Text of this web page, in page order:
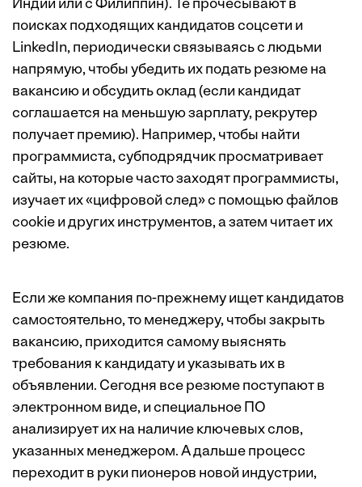
Индии или с Филиппин). Те прочесывают в
поисках подходящих кандидатов соцсети и
LinkedIn, периодически связываясь с людьми
напрямую, чтобы убедить их подать резюме на
вакансию и обсудить оклад (если кандидат
соглашается на меньшую зарплату, рекрутер
получает премию). Например, чтобы найти
программиста, субподрядчик просматривает
сайты, на которые часто заходят программисты,
изучает их «цифровой след» с помощью файлов
cookie и других инструментов, а затем читает их
резюме.
Если же компания по-прежнему ищет кандидатов
самостоятельно, то менеджеру, чтобы закрыть
вакансию, приходится самому выяснять
требования к кандидату и указывать их в
объявлении. Сегодня все резюме поступают в
электронном виде, и специальное ПО
анализирует их на наличие ключевых слов,
указанных менеджером. А дальше процесс
переходит в руки пионеров новой индустрии,